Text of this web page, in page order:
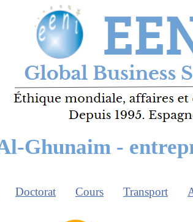
Ghunaim -
Doctorat Cours Transport